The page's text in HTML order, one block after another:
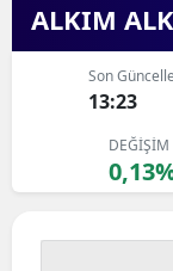
ALKIM
Son
13:23
DEĞİŞİM